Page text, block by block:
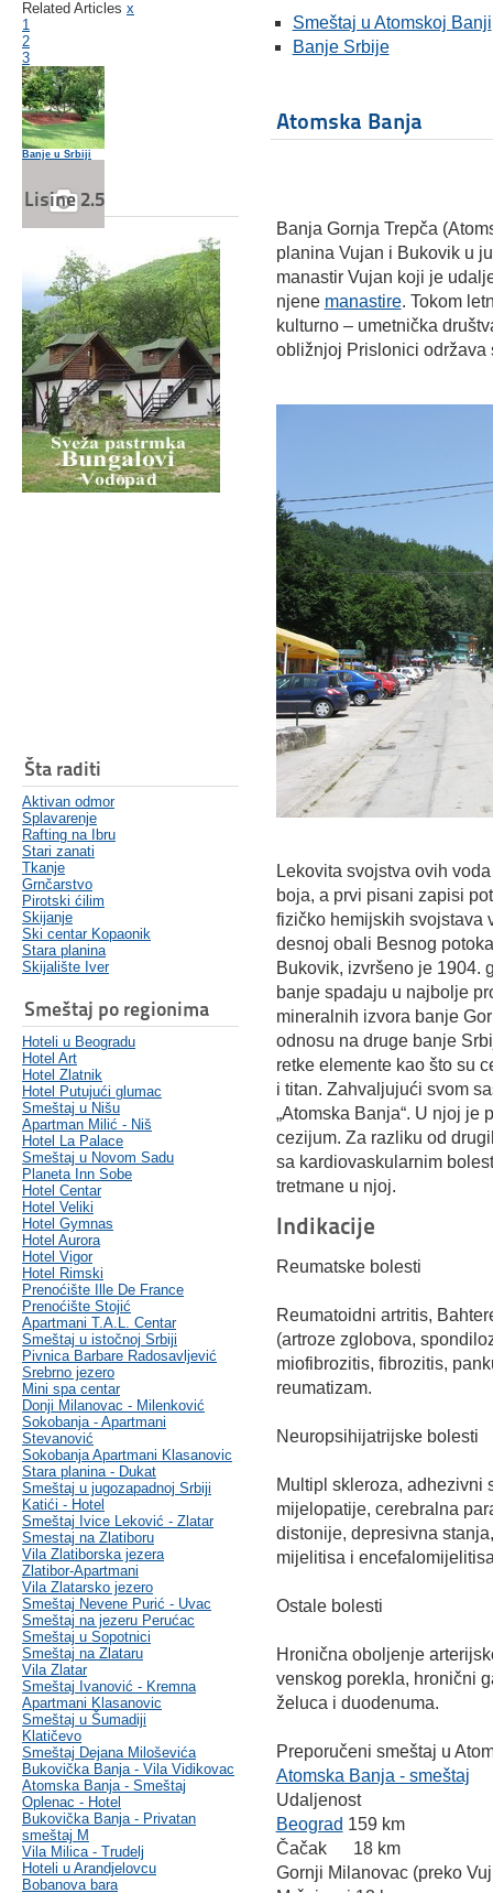
Related Articles x
1
2
3
Banje u Srbiji
Banja Kanjiža
Banje Srbije: Banja Vrdnik
Lisine 2.5
Šta raditi
Aktivan odmor
Splavarenje
Rafting na Ibru
Stari zanati
Tkanje
Grnčarstvo
Pirotski ćilim
Skijanje
Ski centar Kopaonik
Stara planina
Skijalište Iver
Smeštaj po regionima
Hoteli u Beogradu
Hotel Art
Hotel Zlatnik
Hotel Putujući glumac
Smeštaj u Nišu
Apartman Milić - Niš
Hotel La Palace
Smeštaj u Novom Sadu
Planeta Inn Sobe
Hotel Centar
Hotel Veliki
Hotel Gymnas
Hotel Aurora
Hotel Vigor
Hotel Rimski
Prenoćište Ille De France
Prenoćište Stojić
Apartmani T.A.L. Centar
Smeštaj u istočnoj Srbiji
Pivnica Barbare Radosavljević
Srebrno jezero
Mini spa centar
Donji Milanovac - Milenković
Sokobanja - Apartmani
Stevanović
Sokobanja Apartmani Klasanovic
Stara planina - Dukat
Smeštaj u jugozapadnoj Srbiji
Katići - Hotel
Smeštaj Ivice Leković - Zlatar
Smestaj na Zlatiboru
Vila Zlatiborska jezera
Zlatibor-Apartmani
Vila Zlatarsko jezero
Smeštaj Nevene Purić - Uvac
Smeštaj na jezeru Perućac
Smeštaj u Sopotnici
Smeštaj na Zlataru
Vila Zlatar
Smeštaj Ivanović - Kremna
Apartmani Klasanovic
Smeštaj u Šumadiji
Klatičevo
Smeštaj Dejana Miloševića
Bukovička Banja - Vila Vidikovac
Atomska Banja - Smeštaj
Oplenac - Hotel
Bukovička Banja - Privatan
smeštaj M
Vila Milica - Trudelj
Hoteli u Arandjelovcu
Bobanova bara
Smeštaj u Atomskoj Banji
Banje Srbije
Atomska Banja
Banja Gornja Trepča
planina Vujan i Bukovik u
manastir Vujan koji je
njene manastire. Tokom
kulturno – umetnička
obližnjoj Prislonici održava
Lekovita svojstva ovih
boja, a prvi pisani zapisi
fizičko hemijskih svojstava
desnoj obali Besnog
Bukovik, izvršeno je 1904.
banje spadaju u najbolje
mineralnih izvora banje
odnosu na druge banje
retke elemente kao što su
i titan. Zahvaljujući svom
„Atomska Banja“. U njoj je
cezijum. Za razliku od
sa kardiovaskularnim
tretmane u njoj.
Indikacije
Reumatske bolesti
Reumatoidni artritis,
(artroze zglobova,
miofibrozitis, fibrozitis,
reumatizam.
Neuropsihijatrijske bolesti
Multipl skleroza, adhezivni
mijelopatije, cerebralna
distonije, depresivna
mijelitisa i
Ostale bolesti
Hronična oboljenje
venskog porekla, hronični
želuca i duodenuma.
Preporučeni smeštaj u
Atomska Banja - smeštaj
Udaljenost
Beograd 159 km
Čačak 18 km
Gornji Milanovac (preko